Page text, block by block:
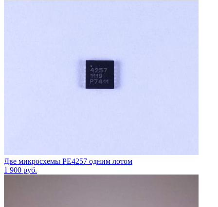
Две микросхемы PE4257 одним лотом
1 900 руб.